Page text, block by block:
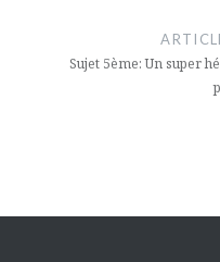
l’articleSujet 5ème: Un super